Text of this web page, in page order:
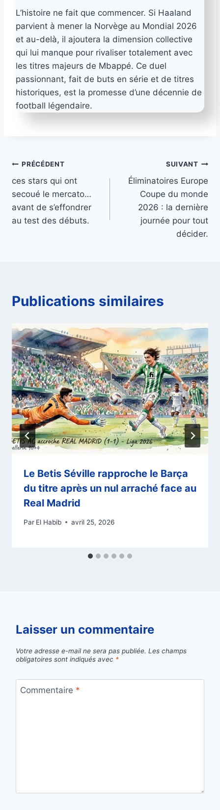
L’histoire ne fait que commencer. Si Haaland
parvient à mener la Norvège au Mondial 2026
et au-delà, il ajoutera la dimension collective
qui lui manque pour rivaliser totalement avec
les titres majeurs de Mbappé. Ce duel
passionnant, fait de buts en série et de titres
historiques, est la promesse d’une décennie de
football légendaire.
Navigation
de
l’article
PRÉCÉDENT
ces stars qui ont
secoué le mercato…
avant de s’effondrer
au test des débuts.
SUIVANT
Éliminatoires Europe
Coupe du monde
2026 : la dernière
journée pour tout
décider.
Publications similaires
Le Betis Séville rapproche le Barça
du titre après un nul arraché face au
Real Madrid
Par El Habib avril 25, 2026
Laisser un commentaire
Votre adresse e-mail ne sera pas publiée. Les champs
obligatoires sont indiqués avec *
Commentaire *